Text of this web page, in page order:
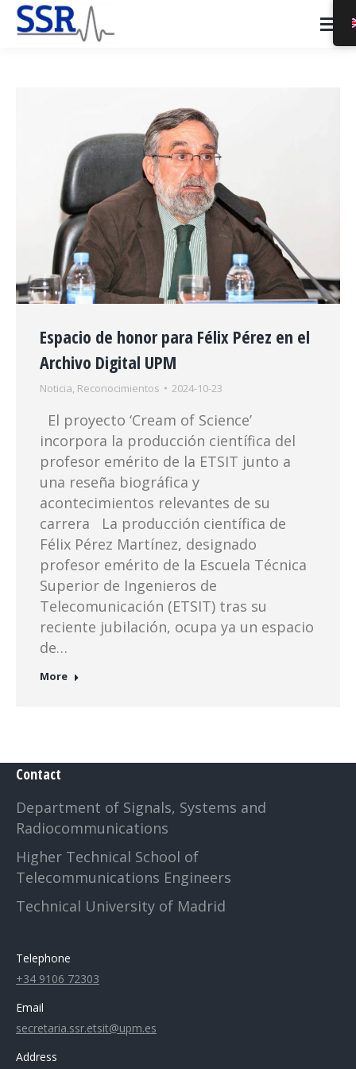
Espacio de honor para Félix Pérez en el
Archivo Digital UPM
Noticia, Reconocimientos 2024-10-23
El proyecto ‘Cream of Science’
incorpora la producción científica del
profesor emérito de la ETSIT junto a
una reseña biográfica y
acontecimientos relevantes de su
carrera La producción científica de
Félix Pérez Martínez, designado
profesor emérito de la Escuela Técnica
Superior de Ingenieros de
Telecomunicación (ETSIT) tras su
reciente jubilación, ocupa ya un espacio
de…
More
Contact
Department of Signals, Systems and
Radiocommunications
Higher Technical School of
Telecommunications Engineers
Technical University of Madrid
Telephone
+34 9106 72303
Email
secretaria.ssr.etsit@upm.es
Address